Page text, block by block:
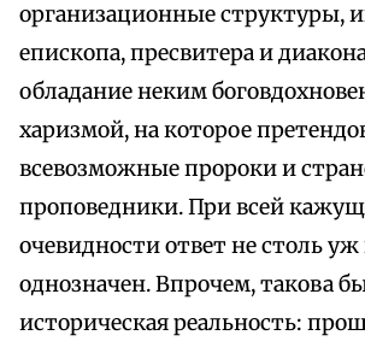
организационные структуры,
епископа, пресвитера и
обладание неким
харизмой, на которое
всевозможные пророки и
проповедники. При всей
очевидности ответ не столь
однозначен. Впрочем, такова
историческая реальность: